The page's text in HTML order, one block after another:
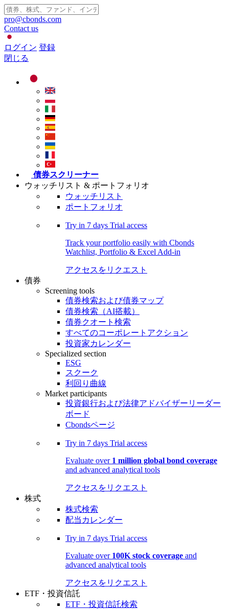
pro@cbonds.com
Contact us
ログイン 登録
閉じる
債券スクリーナー
ウォッチリスト & ポートフォリオ
ウォッチリスト
ポートフォリオ
Try in 7 days Trial access
Track your portfolio easily with Cbonds
Watchlist, Portfolio & Excel Add-in
アクセスをリクエスト
債券
Screening tools
債券検索および債券マップ
債券検索（AI搭載）
債券クオート検索
すべてのコーポレートアクション
投資家カレンダー
Specialized section
ESG
スクーク
利回り曲線
Market participants
投資銀行および法律アドバイザーリーダー
ボード
Cbondsページ
Try in 7 days Trial access
Evaluate over 1 million global bond coverage
and advanced analytical tools
アクセスをリクエスト
株式
株式検索
配当カレンダー
Try in 7 days Trial access
Evaluate over 100K stock coverage and
advanced analytical tools
アクセスをリクエスト
ETF・投資信託
ETF・投資信託検索